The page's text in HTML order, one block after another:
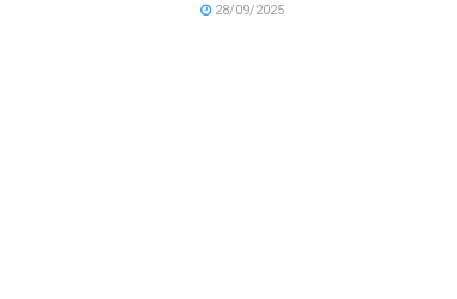
28/09/2025